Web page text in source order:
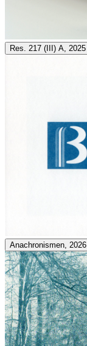
Res. 217 (III) A, 2025
Anachronismen, 2026